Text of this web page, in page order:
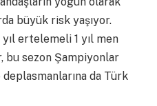
büyük risk yaşıyor.
ertelemeli 1 yıl men
bu sezon Şampiyonlar
da Türk